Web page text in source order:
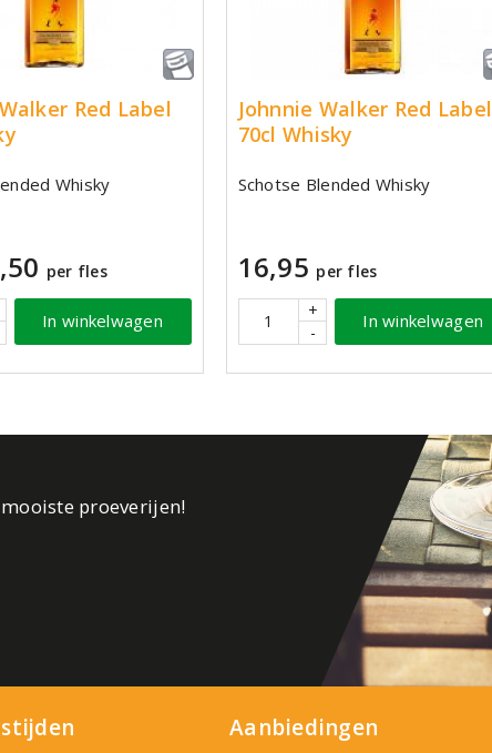
Red Label
Whisky
per fles
In winkelwagen
Johnnie Walker Red Label
70cl Whisky
Schotse Blended Whisky
16,95 per fles
+
-
In winkelwagen
proeverijen!
Aanbiedingen